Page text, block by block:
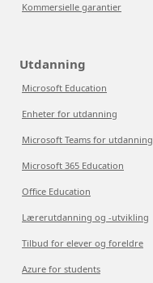
Kommersielle garantier
Utdanning
Microsoft Education
Enheter for utdanning
Microsoft Teams for utdanning
Microsoft 365 Education
Office Education
Lærerutdanning og -utvikling
Tilbud for elever og foreldre
Azure for students